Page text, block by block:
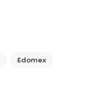
Edomex